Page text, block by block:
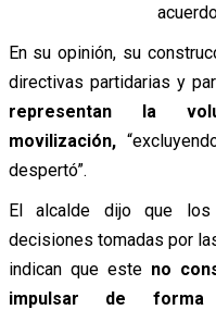
En su opinión, su
directivas partidarias y
representan la
movilización,
despertó”.
El alcalde dijo que los
decisiones tomadas por
indican que este no
impulsar de forma